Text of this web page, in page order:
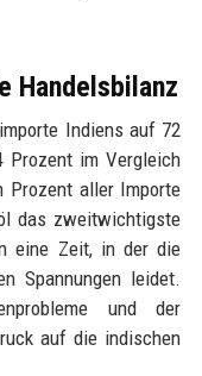
Handelsbilanz
Indiens auf 72
Prozent im Vergleich
Prozent aller Importe
das zweitwichtigste
eine Zeit, in der die
Spannungen leidet.
und der
auf die indischen